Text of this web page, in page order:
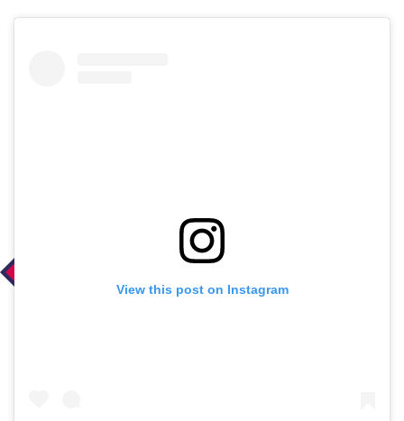
View this post on Instagram